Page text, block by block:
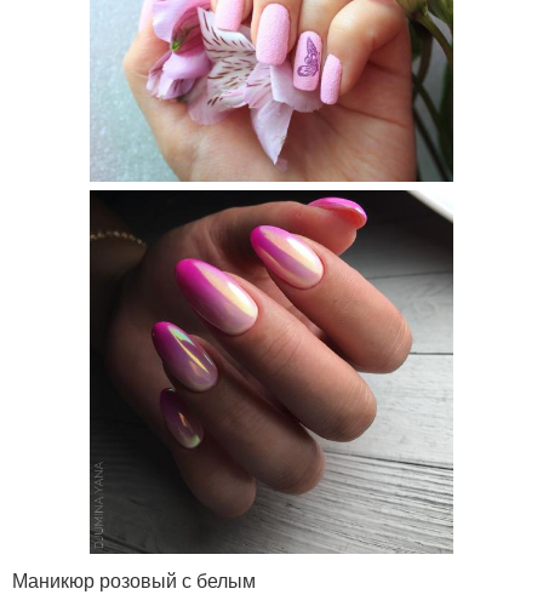
Маникюр розовый с белым